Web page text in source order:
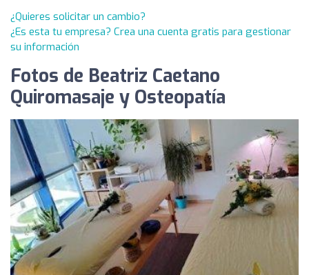
¿Quieres solicitar un cambio?
¿Es esta tu empresa? Crea una cuenta gratis para gestionar
su información
Fotos de Beatriz Caetano
Quiromasaje y Osteopatía